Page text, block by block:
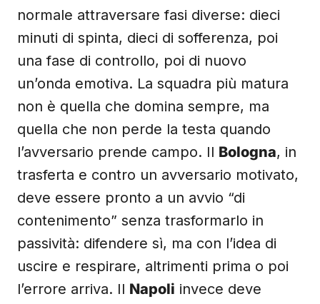
normale attraversare fasi diverse: dieci
minuti di spinta, dieci di sofferenza, poi
una fase di controllo, poi di nuovo
un’onda emotiva. La squadra più matura
non è quella che domina sempre, ma
quella che non perde la testa quando
l’avversario prende campo. Il Bologna, in
trasferta e contro un avversario motivato,
deve essere pronto a un avvio “di
contenimento” senza trasformarlo in
passività: difendere sì, ma con l’idea di
uscire e respirare, altrimenti prima o poi
l’errore arriva. Il Napoli invece deve